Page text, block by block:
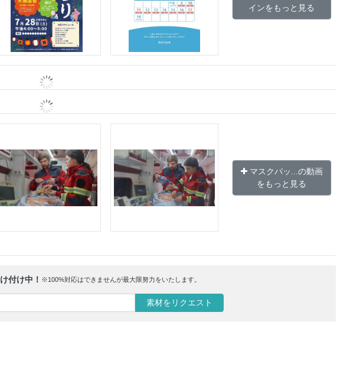
インをもっと見る
マスクパッ...の動画
をもっと見る
付け中！ ※100%対応はできませんが最大限努力をいたします。
素材をリクエスト